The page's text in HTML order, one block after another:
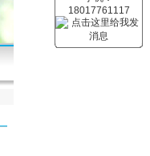
18017761117